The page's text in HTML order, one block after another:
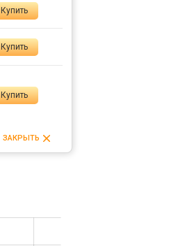
Купить
Купить
Купить
ЗАКРЫТЬ